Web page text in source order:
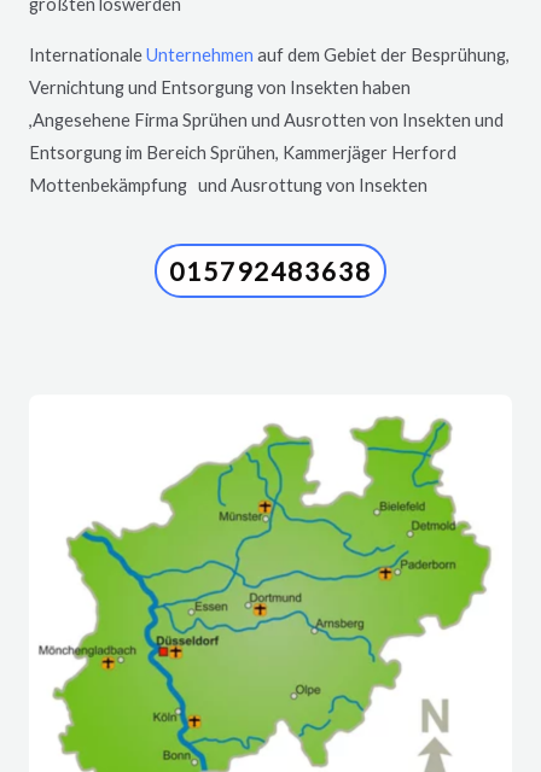
größten loswerden
InternationaleUnternehmen auf dem Gebiet der Besprühung,
Vernichtung und Entsorgung von Insekten haben
,Angesehene Firma Sprühen und Ausrotten von Insekten und
Entsorgung im Bereich Sprühen, Kammerjäger Herford
Mottenbekämpfung und Ausrottung von Insekten
015792483638